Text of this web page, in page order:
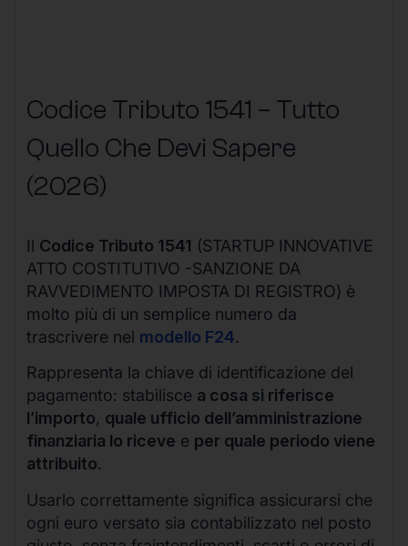
Codice Tributo 1541 – Tutto
Quello Che Devi Sapere
(2026)
Il Codice Tributo 1541 (STARTUP INNOVATIVE
ATTO COSTITUTIVO -SANZIONE DA
RAVVEDIMENTO IMPOSTA DI REGISTRO) è
molto più di un semplice numero da
trascrivere nel modello F24.
Rappresenta la chiave di identificazione del
pagamento: stabilisce a cosa si riferisce
l’importo, quale ufficio dell’amministrazione
finanziaria lo riceve e per quale periodo viene
attribuito.
Usarlo correttamente significa assicurarsi che
ogni euro versato sia contabilizzato nel posto